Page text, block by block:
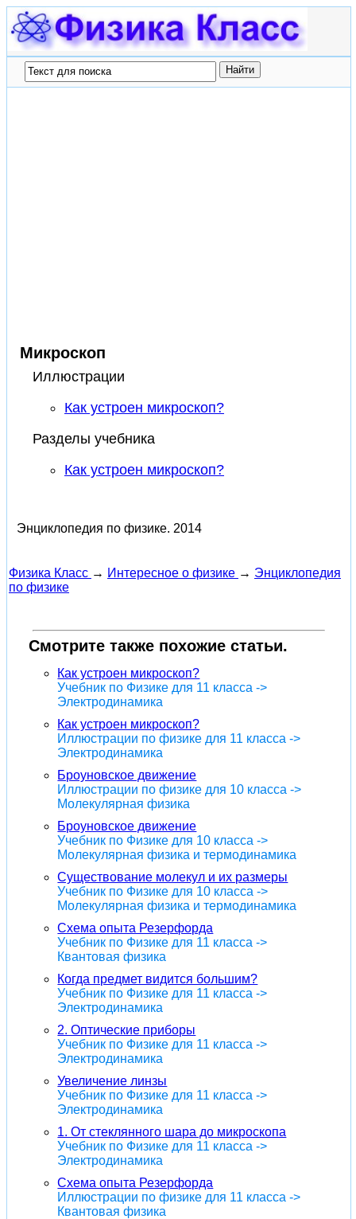
Микроскоп
Иллюстрации
Как устроен микроскоп?
Разделы учебника
Как устроен микроскоп?
Энциклопедия по физике. 2014
Физика Класс → Интересное о физике → Энциклопедия
по физике
Смотрите также похожие статьи.
Как устроен микроскоп?
Учебник по Физике для 11 класса ->
Электродинамика
Как устроен микроскоп?
Иллюстрации по физике для 11 класса ->
Электродинамика
Броуновское движение
Иллюстрации по физике для 10 класса ->
Молекулярная физика
Броуновское движение
Учебник по Физике для 10 класса ->
Молекулярная физика и термодинамика
Существование молекул и их размеры
Учебник по Физике для 10 класса ->
Молекулярная физика и термодинамика
Схема опыта Резерфорда
Учебник по Физике для 11 класса ->
Квантовая физика
Когда предмет видится большим?
Учебник по Физике для 11 класса ->
Электродинамика
2. Оптические приборы
Учебник по Физике для 11 класса ->
Электродинамика
Увеличение линзы
Учебник по Физике для 11 класса ->
Электродинамика
1. От стеклянного шара до микроскопа
Учебник по Физике для 11 класса ->
Электродинамика
Схема опыта Резерфорда
Иллюстрации по физике для 11 класса ->
Квантовая физика